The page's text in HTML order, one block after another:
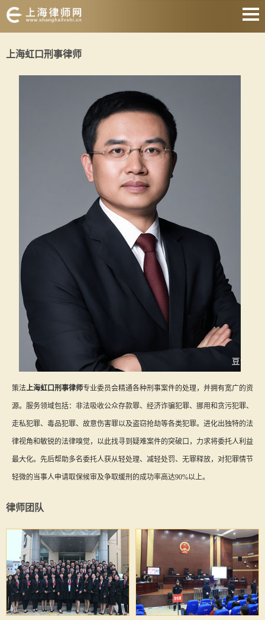
房产纠纷
合同纠纷
征地拆迁
劳动纠纷
关于我们
上海虹口刑事律师
策法上海虹口刑事律师专业委员会精通各种刑事案件的处理，并拥有宽广的资
源。服务领域包括：非法吸收公众存款罪、经济诈骗犯罪、挪用和贪污犯罪、
走私犯罪、毒品犯罪、故意伤害罪以及盗窃抢劫等各类犯罪。进化出独特的法
律视角和敏锐的法律嗅觉，以此找寻到疑难案件的突破口，力求将委托人利益
最大化。先后帮助多名委托人获从轻处理、减轻处罚、无罪释放，对犯罪情节
轻微的当事人申请取保候审及争取缓刑的成功率高达90%以上。
律师团队